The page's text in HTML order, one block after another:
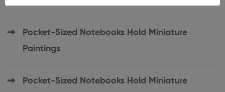
Pocket-Sized Notebooks Hold Miniature
Paintings
Pocket-Sized Notebooks Hold Miniature